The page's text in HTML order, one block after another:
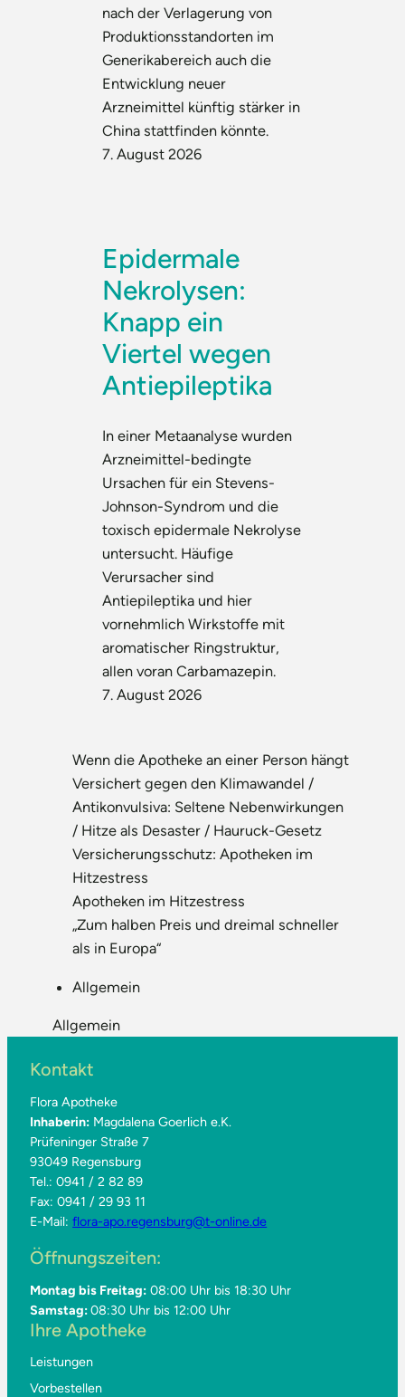
nach der Verlagerung von
Produktionsstandorten im
Generikabereich auch die
Entwicklung neuer
Arzneimittel künftig stärker in
China stattfinden könnte.
7. August 2026
Epidermale
Nekrolysen:
Knapp ein
Viertel wegen
Antiepileptika
In einer Metaanalyse wurden
Arzneimittel-bedingte
Ursachen für ein Stevens-
Johnson-Syndrom und die
toxisch epidermale Nekrolyse
untersucht. Häufige
Verursacher sind
Antiepileptika und hier
vornehmlich Wirkstoffe mit
aromatischer Ringstruktur,
allen voran Carbamazepin.
7. August 2026
Wenn die Apotheke an einer Person hängt
Versichert gegen den Klimawandel /
Antikonvulsiva: Seltene Nebenwirkungen
/ Hitze als Desaster / Hauruck-Gesetz
Versicherungsschutz: Apotheken im
Hitzestress
Apotheken im Hitzestress
„Zum halben Preis und dreimal schneller
als in Europa“
Allgemein
Allgemein
Kontakt
Flora Apotheke
Inhaberin: Magdalena Goerlich e.K.
Prüfeninger Straße 7
93049 Regensburg
Tel.: 0941 / 2 82 89
Fax: 0941 / 29 93 11
E-Mail:flora-apo.regensburg@t-online.de
Öffnungszeiten:
Montag bis Freitag: 08:00 Uhr bis 18:30 Uhr
Samstag:08:30 Uhr bis 12:00 Uhr
Ihre Apotheke
Leistungen
Vorbestellen